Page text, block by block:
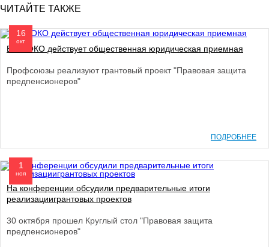
ЧИТАЙТЕ ТАКЖЕ
16
окт
В ФПОКО действует общественная юридическая приемная
Профсоюзы реализуют грантовый проект "Правовая защита
предпенсионеров"
ПОДРОБНЕЕ
1
ноя
На конференции обсудили предварительные итоги
реализациигрантовых проектов
30 октября прошел Круглый стол "Правовая защита
предпенсионеров"